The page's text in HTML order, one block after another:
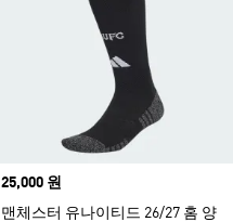
Price
25,000 원
맨체스터 유나이티드 26/27 홈 양